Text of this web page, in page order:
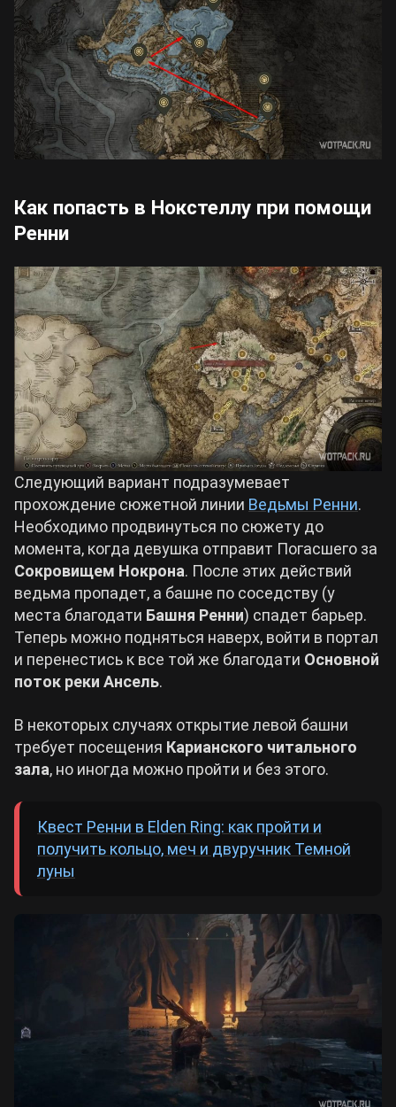
Как попасть в Нокстеллу при помощи
Ренни
Следующий вариант подразумевает
прохождение сюжетной линии Ведьмы Ренни.
Необходимо продвинуться по сюжету до
момента, когда девушка отправит Погасшего за
Сокровищем Нокрона. После этих действий
ведьма пропадет, а башне по соседству (у
места благодати Башня Ренни) спадет барьер.
Теперь можно подняться наверх, войти в портал
и перенестись к все той же благодати Основной
поток реки Ансель.
В некоторых случаях открытие левой башни
требует посещения Карианского читального
зала, но иногда можно пройти и без этого.
Квест Ренни в Elden Ring: как пройти и
получить кольцо, меч и двуручник Темной
луны